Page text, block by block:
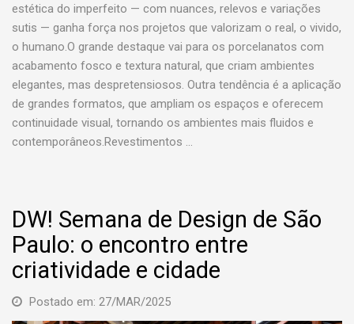
estética do imperfeito — com nuances, relevos e variações
sutis — ganha força nos projetos que valorizam o real, o vivido,
o humano.O grande destaque vai para os porcelanatos com
acabamento fosco e textura natural, que criam ambientes
elegantes, mas despretensiosos. Outra tendência é a aplicação
de grandes formatos, que ampliam os espaços e oferecem
continuidade visual, tornando os ambientes mais fluidos e
contemporâneos.Revestimentos …
DW! Semana de Design de São
Paulo: o encontro entre
criatividade e cidade
Postado em: 27/MAR/2025